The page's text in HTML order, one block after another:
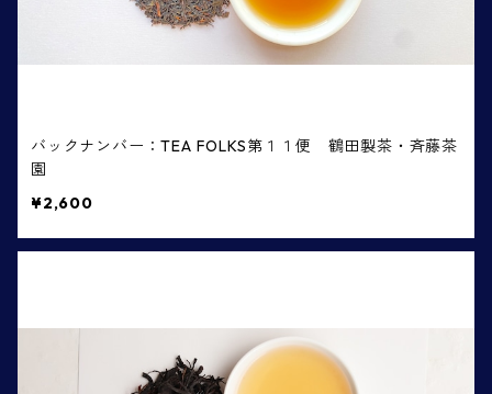
バックナンバー：TEA FOLKS第１１便 鶴田製茶・斉藤茶
園
¥2,600